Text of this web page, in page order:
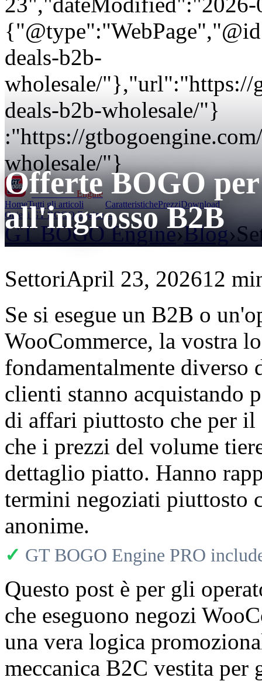
deals-b2b-
wholesale/"},"url":"https://
deals-b2b-wholesale/"}
:"https://
wholesale/"}
GT BOGO Engine
HomeTutti gli articoli CaratteristichePrezziDownload
Ottieni GT BOGO Engine →
GT BOGO Engine›Blog›
Offerte BOGO
all'ingrosso B2B
SettoriApril 23, 202612
Se si esegue un B2B o
WooCommerce, la vostra
fondamentalmente diverso
clienti stanno acquistando
di affari piuttosto che per il
che i prezzi del volume
dettaglio piatto. Hanno
termini negoziati piuttosto
anonime.
✓ GT BOGO Engine PRO
Questo post è per gli
che eseguono negozi
una vera logica
meccanica B2C vestita per